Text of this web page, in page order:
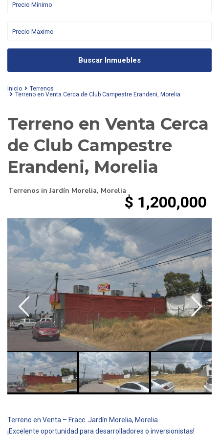
Buscar Inmuebles
Inicio
Terrenos
Terreno en Venta Cerca de Club Campestre Erandeni, Morelia
Terreno en Venta Cerca
de Club Campestre
Erandeni, Morelia
Terrenos inJardín Morelia, Morelia
$ 1,200,000
Terreno en Venta – Fracc. Jardín Morelia, Morelia
¡Excelente oportunidad para desarrolladores o inversionistas!